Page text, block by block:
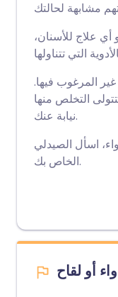
علاج للأسنان،
غير المرغوب فيها.
التخلص منها
نيابة عنك.
اسأل الصيدلي
الخاص بك.
أو لقاح